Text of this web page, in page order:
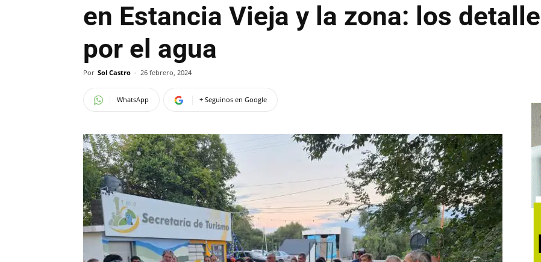
en Estancia Vieja y la zona: los
por el agua
Por Sol Castro - 26 febrero, 2024
WhatsApp + Seguinos en Google